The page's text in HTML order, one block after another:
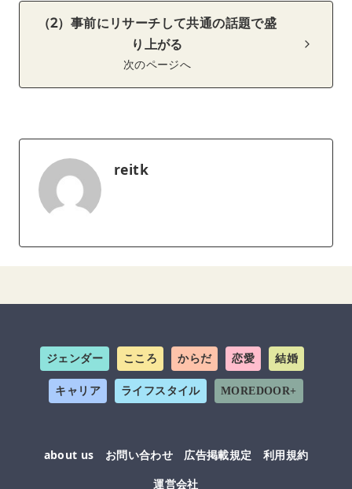
（2）事前にリサーチして共通の話題で盛
り上がる
次のページへ
reitk
ジェンダー こころ からだ 恋愛 結婚
キャリア ライフスタイル MOREDOOR+
about us お問い合わせ 広告掲載規定
利用規約
運営会社